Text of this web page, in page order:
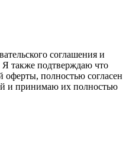
соглашения и
также подтверждаю что
оферты, полностью согласен
и принимаю их полностью